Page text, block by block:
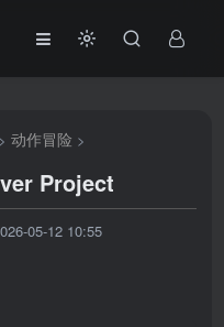
>动作冒险 >
Project
05-12 10:55